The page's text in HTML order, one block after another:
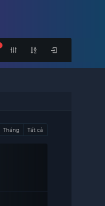
Tháng Tất cả